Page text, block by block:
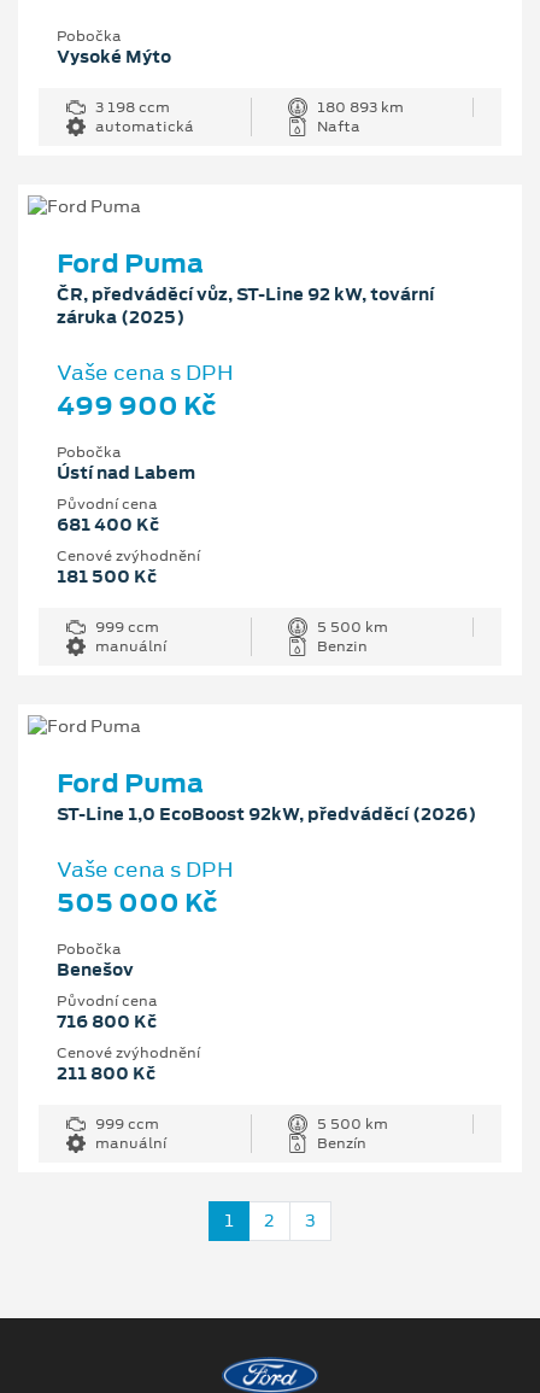
Pobočka
Vysoké Mýto
3 198 ccm
180 893 km
automatická
Nafta
Ford Puma
ČR, předváděcí vůz, ST-Line 92 kW, tovární
záruka (2025)
Vaše cena s DPH
499 900 Kč
Pobočka
Ústí nad Labem
Původní cena
681 400 Kč
Cenové zvýhodnění
181 500 Kč
999 ccm
5 500 km
manuální
Benzin
Ford Puma
ST-Line 1,0 EcoBoost 92kW, předváděcí (2026)
Vaše cena s DPH
505 000 Kč
Pobočka
Benešov
Původní cena
716 800 Kč
Cenové zvýhodnění
211 800 Kč
999 ccm
5 500 km
manuální
Benzín
1 2 3